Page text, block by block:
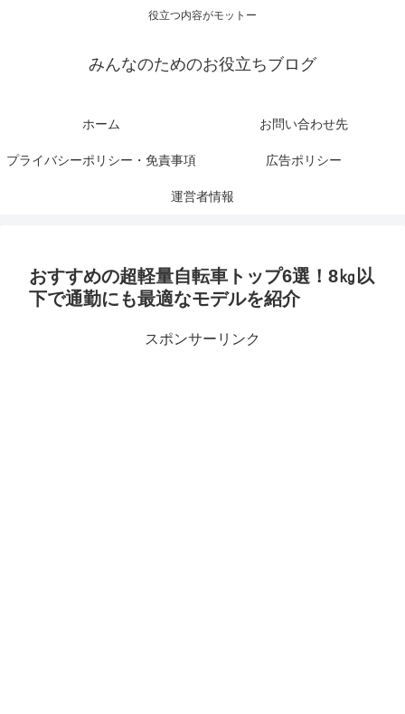
役立つ内容がモットー
みんなのためのお役立ちブログ
ホーム お問い合わせ先
プライバシーポリシー・免責事項 広告ポリシー
運営者情報
おすすめの超軽量自転車トップ6選！8㎏以
下で通勤にも最適なモデルを紹介
スポンサーリンク